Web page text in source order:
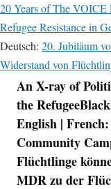
20 Years of The VOICE
Refugee Resistance in
Deutsch: 20. Jubiläum
Widerstand von
Navigation
An X-ray of
the
English |
Community
Flüchtlinge
MDR zu der